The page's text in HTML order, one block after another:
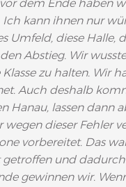
dem Ende haben
kann ihnen nur
Umfeld, diese Halle,
Abstieg. Wir
zu halten. Wir
Auch deshalb
Hanau, lassen dann
dieser Fehler
vorbereitet. Das
und
gewinnen wir.